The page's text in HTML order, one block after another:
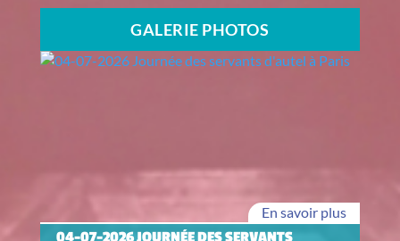
GALERIE PHOTOS
04-07-2026 JOURNÉE DES SERVANTS
En savoir plus